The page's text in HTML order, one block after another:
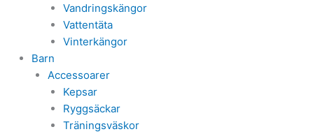
Vandringskängor
Vattentäta
Vinterkängor
Barn
Accessoarer
Kepsar
Ryggsäckar
Träningsväskor